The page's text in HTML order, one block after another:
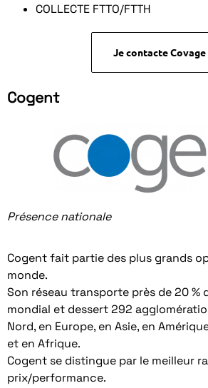
COLLECTE FTTO/FTTH
Je contacte Covage
Cogent
Présence nationale
Cogent fait partie des plus grands
monde.
Son réseau transporte près de 20
mondial et dessert 292
Nord, en Europe, en Asie, en
et en Afrique.
Cogent se distingue par le meilleur
prix/performance.